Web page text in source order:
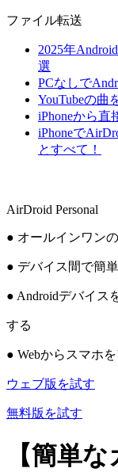
ファイル転送
2025年
選
PCなしで
YouTubeの曲
iPhoneから直
iPhoneで
とすべて！
AirDroid Personal
● オールインワン
● デバイス間で簡
● Androidデバイス
する
● Webからスマホ
ウェブ版を試す
無料版を試す
【簡単